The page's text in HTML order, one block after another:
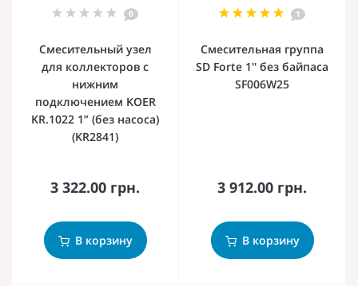
0
Смесительный узел
для коллекторов с
нижним
подключением KOER
KR.1022 1” (без насоса)
(KR2841)
3 322.00 грн.
В корзину
1
Смесительная группа
SD Forte 1'' без байпаса
SF006W25
3 912.00 грн.
В корзину